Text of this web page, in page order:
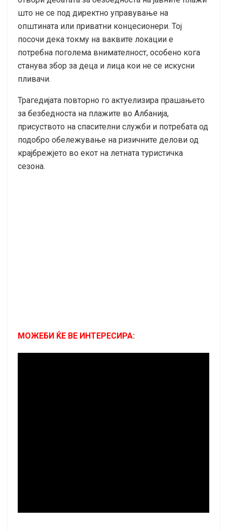
што не се под директно управување на
општината или приватни концесионери. Тој
посочи дека токму на ваквите локации е
потребна поголема внимателност, особено кога
станува збор за деца и лица кои не се искусни
пливачи.
Трагедијата повторно го актуелизира прашањето
за безбедноста на плажите во Албанија,
присуството на спасителни служби и потребата од
подобро обележување на ризичните делови од
крајбрежјето во екот на летната туристичка
сезона.
МОЖЕБИ ЌЕ ВЕ ИНТЕРЕСИРА: